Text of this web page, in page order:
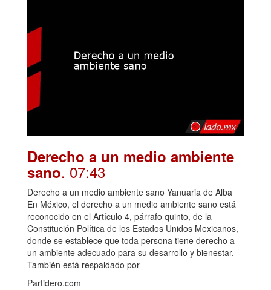
Derecho a un medio ambiente
sano. 07:43
Derecho a un medio ambiente sano Yanuaria de Alba
En México, el derecho a un medio ambiente sano está
reconocido en el Artículo 4, párrafo quinto, de la
Constitución Política de los Estados Unidos Mexicanos,
donde se establece que toda persona tiene derecho a
un ambiente adecuado para su desarrollo y bienestar.
También está respaldado por
Partidero.com